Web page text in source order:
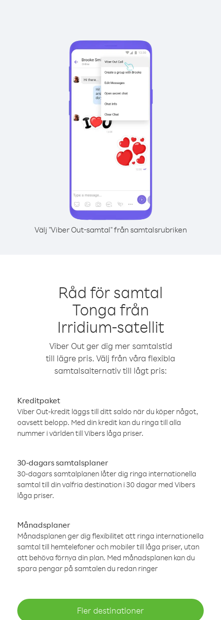
Välj "Viber Out-samtal" från samtalsrubriken
Råd för samtal
Tonga från
Irridium-satellit
Viber Out ger dig mer samtalstid
till lägre pris. Välj från våra flexibla
samtalsalternativ till lågt pris:
Kreditpaket
Viber Out-kredit läggs till ditt saldo när du köper något,
oavsett belopp. Med din kredit kan du ringa till alla
nummer i världen till Vibers låga priser.
30-dagars samtalsplaner
30-dagars samtalplanen låter dig ringa internationella
samtal till din valfria destination i 30 dagar med Vibers
låga priser.
Månadsplaner
Månadsplanen ger dig flexibilitet att ringa internationella
samtal till hemtelefoner och mobiler till låga priser, utan
att behöva förnya din plan. Med månadsplanen kan du
spara pengar på samtalen du redan ringer
Fler destinationer